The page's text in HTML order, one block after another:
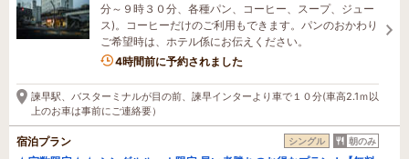
分～９時３０分、各種パン、コーヒー、スープ、ジュー
ス)。コーヒーだけのご利用もできます。パンのおかわり
ご希望時は、ホテル係にお伝えください。
4時間前に予約されました
諫早駅、バスターミナルが目の前、諫早インターより車で１０分(車高2.1ｍ以
上のお車は事前にご連絡要）
宿泊プラン シングル 朝のみ